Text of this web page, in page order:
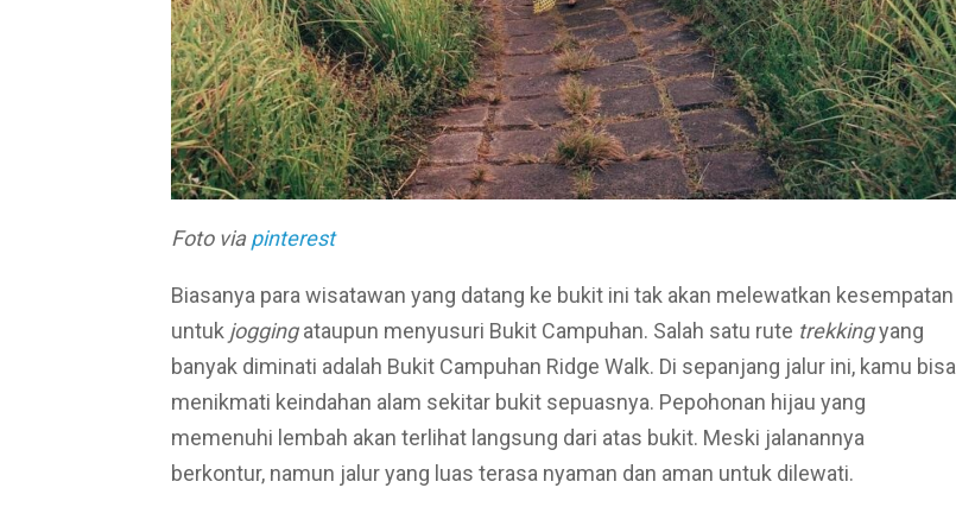
Foto viapinterest
Biasanya para wisatawan yang datang ke bukit ini tak akan melewatkan kesempatan
untuk joggingataupun menyusuri Bukit Campuhan. Salah satu rute trekkingyang
banyak diminati adalah Bukit Campuhan Ridge Walk. Di sepanjang jalur ini, kamu bisa
menikmati keindahan alam sekitar bukit sepuasnya. Pepohonan hijau yang
memenuhi lembah akan terlihat langsung dari atas bukit. Meski jalanannya
berkontur, namun jalur yang luas terasa nyaman dan aman untuk dilewati.